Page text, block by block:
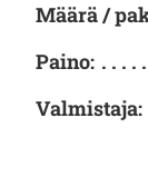
Määrä /
Paino:
Valmistaja: